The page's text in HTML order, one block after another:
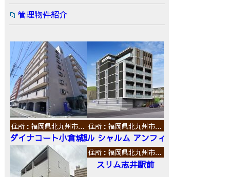
管理物件紹介
住所：福岡県北九州市…
ダイナコート小倉城野
住所：福岡県北九州市…
ル シャルム アンフィニ
住所：福岡県北九州市…
スリム志井駅前